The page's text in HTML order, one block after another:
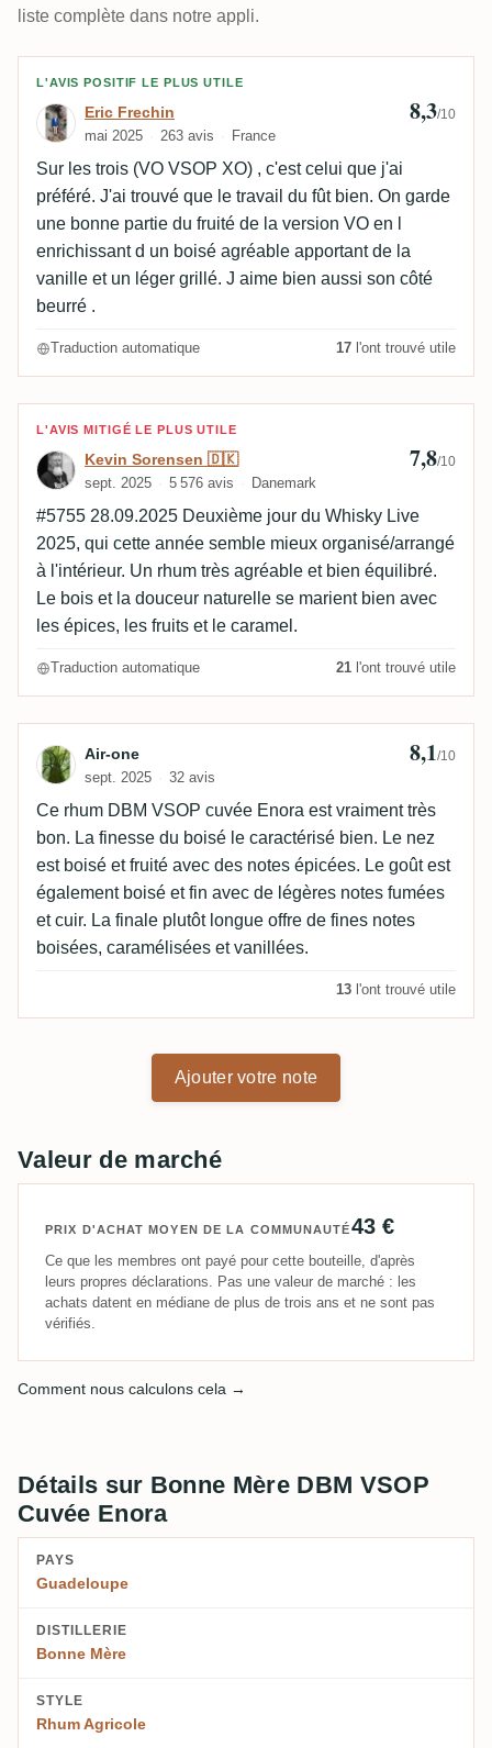
liste complète dans notre appli.
Avis de Eric Frechin
L'AVIS POSITIF LE PLUS UTILE
Eric Frechin
mai 2025 263 avis France
8,3/10
Sur les trois (VO VSOP XO) , c'est celui que j'ai
préféré. J'ai trouvé que le travail du fût bien. On garde
une bonne partie du fruité de la version VO en l
enrichissant d un boisé agréable apportant de la
vanille et un léger grillé. J aime bien aussi son côté
beurré .
Traduction automatique 17 l'ont trouvé utile
Avis de Kevin Sorensen 🇩🇰
L'AVIS MITIGÉ LE PLUS UTILE
Kevin Sorensen 🇩🇰
sept. 2025 5 576 avis Danemark
7,8/10
#5755 28.09.2025 Deuxième jour du Whisky Live
2025, qui cette année semble mieux organisé/arrangé
à l'intérieur. Un rhum très agréable et bien équilibré.
Le bois et la douceur naturelle se marient bien avec
les épices, les fruits et le caramel.
Traduction automatique 21 l'ont trouvé utile
Avis de Air-one
Air-one
sept. 2025 32 avis
8,1/10
Ce rhum DBM VSOP cuvée Enora est vraiment très
bon. La finesse du boisé le caractérisé bien. Le nez
est boisé et fruité avec des notes épicées. Le goût est
également boisé et fin avec de légères notes fumées
et cuir. La finale plutôt longue offre de fines notes
boisées, caramélisées et vanillées.
13 l'ont trouvé utile
Ajouter votre note
Valeur de marché
PRIX D'ACHAT MOYEN DE LA COMMUNAUTÉ43 €
Ce que les membres ont payé pour cette bouteille, d'après
leurs propres déclarations. Pas une valeur de marché : les
achats datent en médiane de plus de trois ans et ne sont pas
vérifiés.
Comment nous calculons cela →
Détails sur Bonne Mère DBM VSOP
Cuvée Enora
PAYS
Guadeloupe
DISTILLERIE
Bonne Mère
STYLE
Rhum Agricole